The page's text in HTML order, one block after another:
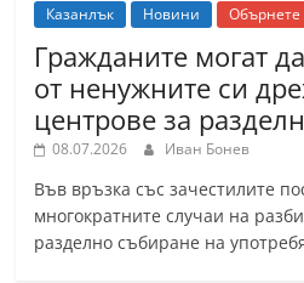
Казанлък Новини
Гражданите могат
от ненужните си
центрове за
08.07.2026 Иван Бонев
Във връзка със зачестилите
многократните случаи на
разделно събиране на